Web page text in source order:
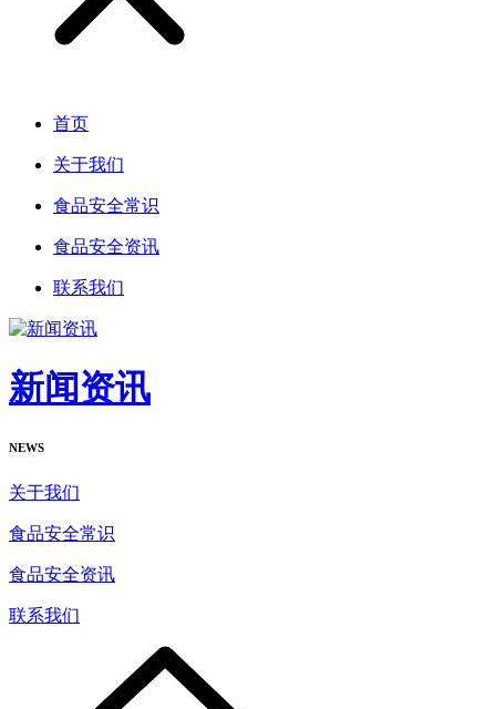
首页
关于我们
食品安全常识
食品安全资讯
联系我们
新闻资讯
NEWS
关于我们
食品安全常识
食品安全资讯
联系我们